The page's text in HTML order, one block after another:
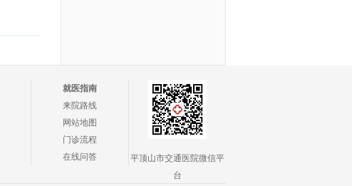
就医指南
来院路线
网站地图
门诊流程
在线问答
平顶山市交通医院微信平
台